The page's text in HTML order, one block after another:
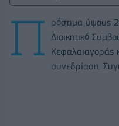
Π
ρόστιμα ύψους
Διοικητικό
Κεφαλαιαγοράς
συνεδρίαση.